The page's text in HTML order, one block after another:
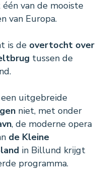
van de mooiste
van Europa.
is de overtocht over
tussen de
uitgebreide
niet, met onder
, de moderne opera
de Kleine
in Billund krijgt
programma.